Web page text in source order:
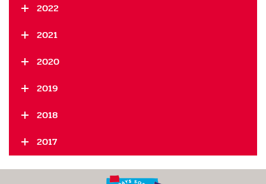
2022
2021
2020
2019
2018
2017